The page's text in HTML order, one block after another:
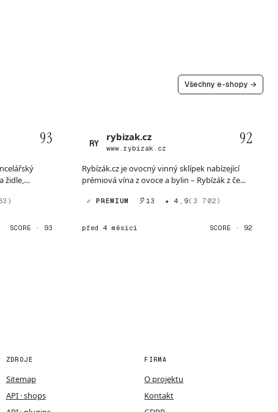
Všechny e-shopy →
93
židle,
SCORE · 93
RY
rybizak.cz
www.rybizak.cz
92
Rybízák.cz je ovocný vinný sklípek nabízející
prémiová vína z ovoce a bylin – Rybízák z če...
✓ PREMIUM 13 ★ 4,9(3 702)
před 4 měsíci SCORE · 92
ZDROJE
Sitemap
API · shops
FIRMA
O projektu
Kontakt